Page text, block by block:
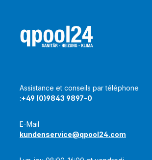
Assistance et conseils par téléphone
:+49 (0)9843 9897-0
E-Mail
kundenservice@qpool24.com